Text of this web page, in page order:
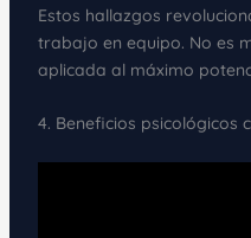
Estos hallazgos
trabajo en equipo. No es
aplicada al máximo
4. Beneficios psicológicos